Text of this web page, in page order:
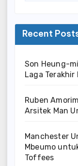
Recent
Son Heung-
Laga
Ruben
Arsitek Man
Manchester
Mbeumo
Toffees